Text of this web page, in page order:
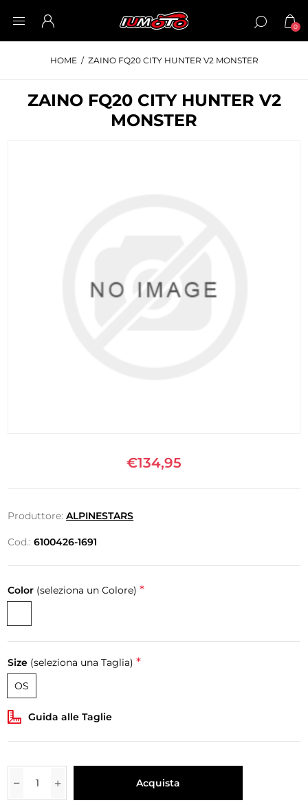
0
HOME / ZAINO FQ20 CITY HUNTER V2 MONSTER
ZAINO FQ20 CITY HUNTER V2
MONSTER
€134,95
Produttore: ALPINESTARS
Cod.: 6100426-1691
Color (seleziona un Colore) *
Size (seleziona una Taglia) *
OS
Guida alle Taglie
Acquista